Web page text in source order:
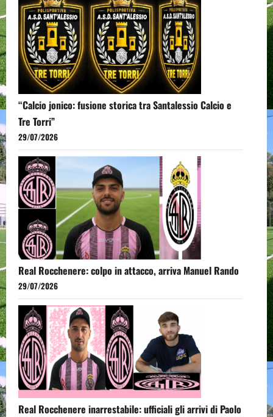
“Calcio jonico: fusione storica tra Santalessio Calcio e
Tre Torri”
29/07/2026
Real Rocchenere: colpo in attacco, arriva Manuel Rando
29/07/2026
Real Rocchenere inarrestabile: ufficiali gli arrivi di Paolo